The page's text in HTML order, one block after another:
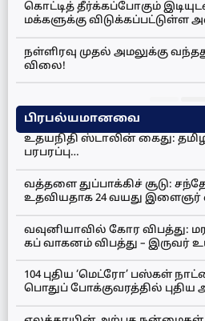
கொட்டித் தீர்க்கப்போகும்
மக்களுக்கு விடுக்கப்பட்டுள்ள
நள்ளிரவு முதல் அமலுக்கு
விலை!
பிரபல்யமானவை
உதயநிதி ஸ்டாலின் கைது:
பரபரப்பு…
வத்தளை துப்பாக்கிச் சூடு:
உதவியதாக 24 வயது இளைஞர்
வவுனியாவில் கோர விபத்து:
கப் வாகனம் விபத்து – இருவர்
104 புதிய ‘மெட்ரோ’ பஸ்கள்
பொதுப் போக்குவரத்தில் புதிய